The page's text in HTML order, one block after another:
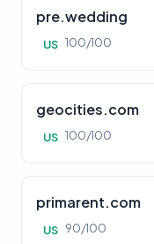
pre.wedding
US 100/100
geocities.com
US 100/100
primarent.com
US 90/100